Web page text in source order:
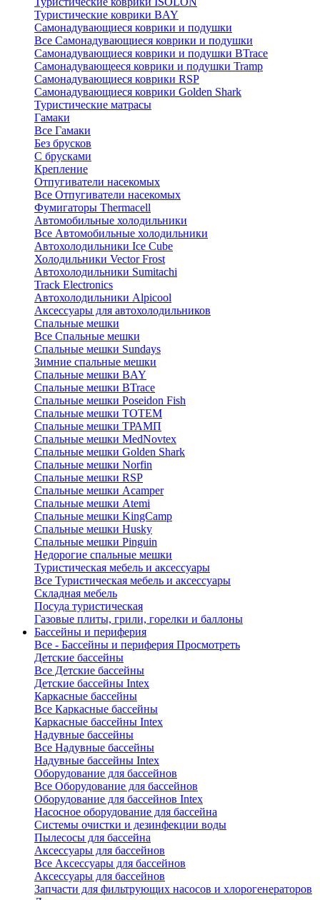
Туристические коврики BAY
Самонадувающиеся коврики и подушки
Все Самонадувающиеся коврики и подушки
Самонадувающиеся коврики и подушки BTrace
Самонадувающееся коврики и подушки Tramp
Самонадувающиеся коврики RSP
Самонадувающиеся коврики Golden Shark
Туристические матрасы
Гамаки
Все Гамаки
Без брусков
С брусками
Крепление
Отпугиватели насекомых
Все Отпугиватели насекомых
Фумигаторы Thermacell
Автомобильные холодильники
Все Автомобильные холодильники
Автохолодильники Ice Cube
Холодильники Vector Frost
Автохолодильники Sumitachi
Track Electronics
Автохолодильники Alpicool
Аксессуары для автохолодильников
Спальные мешки
Все Спальные мешки
Спальные мешки Sundays
Зимние спальные мешки
Спальные мешки BAY
Спальные мешки BTrace
Спальные мешки Poseidon Fish
Спальные мешки ТОТЕМ
Спальные мешки ТРАМП
Cпальные мешки MedNovtex
Спальные мешки Golden Shark
Спальные мешки Norfin
Спальные мешки RSP
Спальные мешки Acamper
Спальные мешки Atemi
Спальные мешки KingCamp
Спальные мешки Husky
Спальные мешки Pinguin
Недорогие спальные мешки
Туристическая мебель и аксессуары
Все Туристическая мебель и аксессуары
Складная мебель
Посуда туристическая
Газовые плиты, грили, горелки и баллоны
Бассейны и периферия
Все - Бассейны и периферия Просмотреть
Детские бассейны
Все Детские бассейны
Детские бассейны Intex
Каркасные бассейны
Все Каркасные бассейны
Каркасные бассейны Intex
Надувные бассейны
Все Надувные бассейны
Надувные бассейны Intex
Оборудование для бассейнов
Все Оборудование для бассейнов
Оборудование для бассейнов Intex
Насосное оборудование для бассейна
Системы очистки и дезинфекции воды
Пылесосы для бассейна
Аксессуары для бассейнов
Все Аксессуары для бассейнов
Аксессуары для бассейнов
Запчасти для фильтрующих насосов и хлорогенераторов